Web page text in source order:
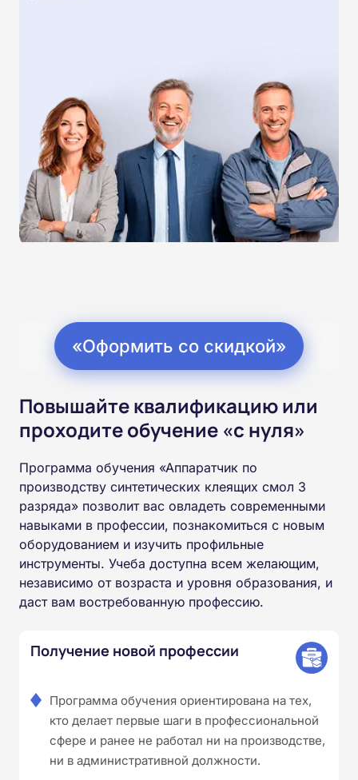
«Оформить со скидкой»
Повышайте квалификацию или
проходите обучение «с нуля»
Программа обучения «Аппаратчик по
производству синтетических клеящих смол 3
разряда» позволит вас овладеть современными
навыками в профессии, познакомиться с новым
оборудованием и изучить профильные
инструменты. Учеба доступна всем желающим,
независимо от возраста и уровня образования, и
даст вам востребованную профессию.
Получение новой профессии
Программа обучения ориентирована на тех,
кто делает первые шаги в профессиональной
сфере и ранее не работал ни на производстве,
ни в административной должности.